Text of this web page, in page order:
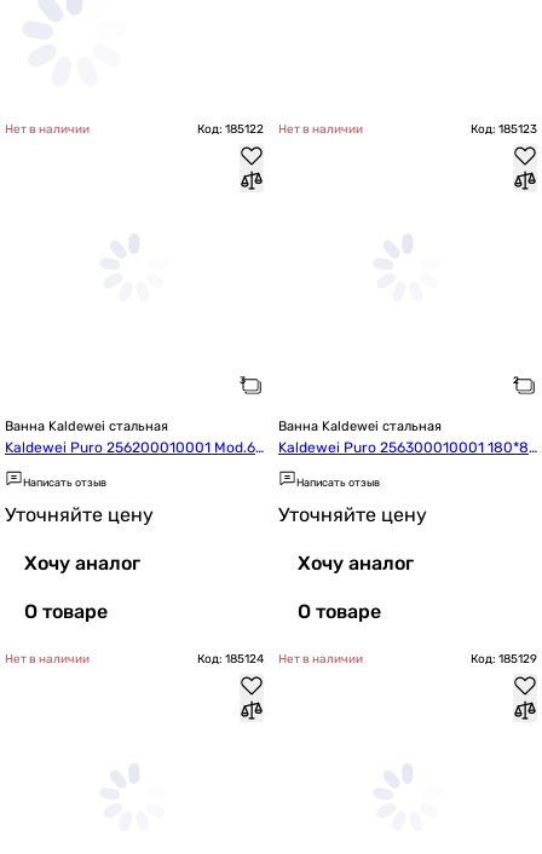
Нет в наличии Код: 185122
Ванна Kaldewei стальная
Kaldewei Puro 256200010001 Mod.65
2 170*75
Написать отзыв
Уточняйте цену
Хочу аналог
О товаре
Нет в наличии Код: 185123
Ванна Kaldewei стальная
Kaldewei Puro 256300010001 180*8
0
Написать отзыв
Уточняйте цену
Хочу аналог
О товаре
Нет в наличии Код: 185124 Нет в наличии Код: 185129